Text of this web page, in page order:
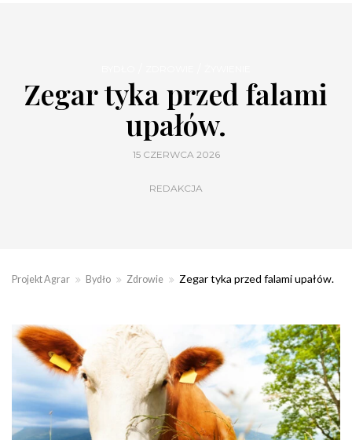
Zegar tyka przed falami
upałów.
15 CZERWCA 2026
REDAKCJA
Projekt Agrar Bydło Zdrowie Zegar tyka przed falami upałów.
Twoje dane osobowe będą przetwarzane zgodnie z Polityką prywatności